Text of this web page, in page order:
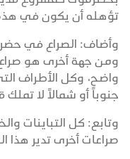
تؤهله أن يكون في
وأضاف: الصراع في
ومن جهة أخرى هو
واضح، وكل الأطراف
جنوباً أو شمالاً لا تملك
وتابع: كل التباينات
صراعات أخرى تدير هذا